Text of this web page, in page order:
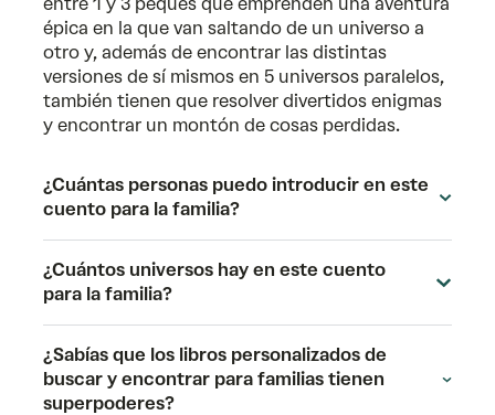
épica en la que van saltando de un universo a
otro y, además de encontrar las distintas
versiones de sí mismos en 5 universos paralelos,
también tienen que resolver divertidos enigmas
y encontrar un montón de cosas perdidas.
¿Cuántas personas puedo introducir en este
cuento para la familia?
¿Cuántos universos hay en este cuento
para la familia?
¿Sabías que los libros personalizados de
buscar y encontrar para familias tienen
superpoderes?